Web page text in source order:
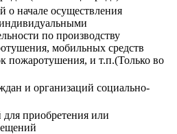
о начале осуществления
по производству
мобильных средств
пожаротушения, и т.п.(Только во
и организаций социально-
приобретения или